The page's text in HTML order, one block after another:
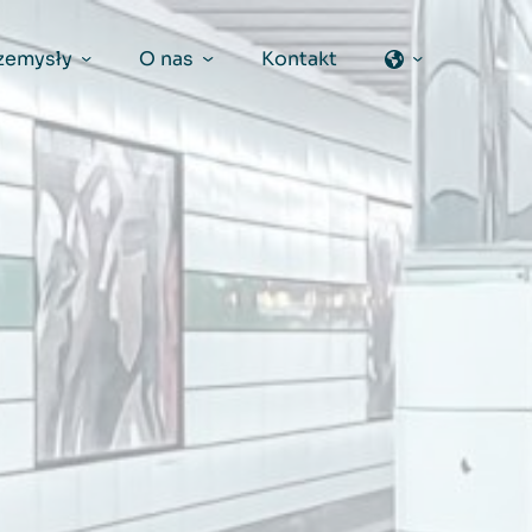
O nas Kontakt